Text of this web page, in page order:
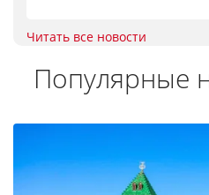
Читать все новости
Популярные